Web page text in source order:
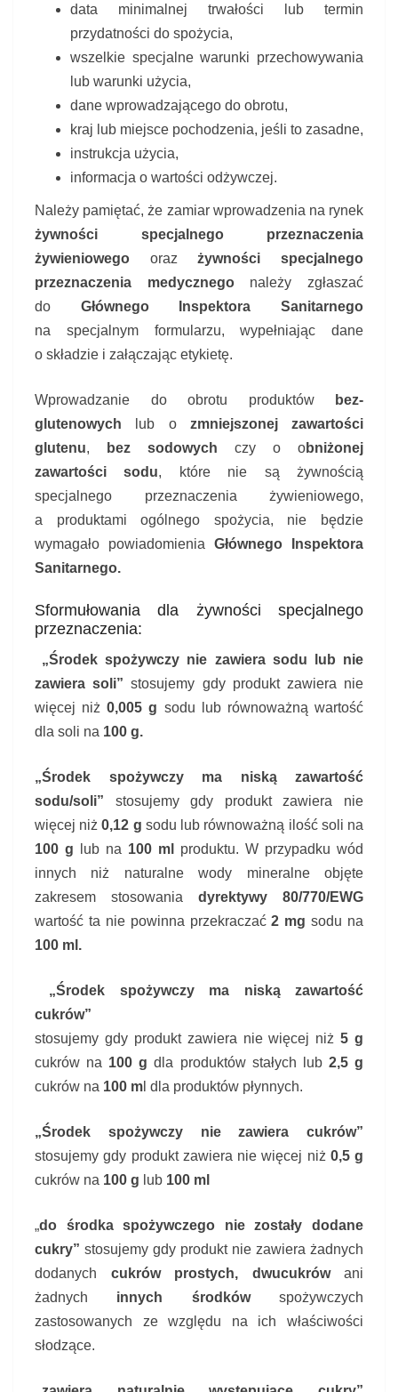
data minimalnej trwałości lub termin
przydatności do spożycia,
wszelkie specjalne warunki przechowy­wania
lub warunki użycia,
dane wprowadzającego do obrotu,
kraj lub miejsce pochodzenia, jeśli to za­sadne,
instrukcja użycia,
informacja o wartości odżywczej.
Należy pamiętać, że zamiar wprowadze­nia na rynek
żywności specjalnego prze­znaczenia
żywieniowego orazżywności specjalnego
przeznaczenia medycznegonależy zgłaszać
do Głównego Inspektora Sanitarnego
na specjalnym formularzu, wypełniając dane
o składzie i załącza­jąc etykietę.
Wprowadzanie do obrotu produktów
bez­
glutenowych lub o zmniejszonej zawarto­ści
glutenu, bez sodowych czy o obniżonej
zawartości sodu, które nie są żywnością
specjalnego przeznaczenia żywieniowego,
a produktami ogólnego spożycia, nie bę­dzie
wymagało powiadomienia Głównego Inspektora
Sanitarnego.
Sformułowania dla żywności specjalnego
przeznaczenia:
„Środek spożywczy nie zawiera sodu lub nie
zawiera soli”stosujemy gdy produkt zawiera nie
więcej niż0,005 g sodu lub równoważną wartość
dla soli na 100 g.
„Środek spożywczy ma niską zawartość
sodu/soli” stosujemy gdy produkt zawiera nie
więcej niż0,12 g sodu lub równoważną ilość soli na
100 g lub na 100 ml
produktu. W przypadku wód
innych niż naturalne wody mineralne objęte
zakresem stosowania dyrektywy 80/770/EWG
wartość ta nie powinna przekraczać2 mg sodu na
100 ml.
„Środek spożywczy ma niską zawartość
cukrów”
stosujemy gdy produkt zawiera nie więcej niż5 g
cukrów na 100 g dla produktów stałych lub 2,5 g
cukrów na 100 m l dla produktów płynnych.
„Środek spożywczy nie zawiera cukrów”
stosujemy gdy produkt zawiera nie więcej niż 0,5 g
cukrów na 100 g lub 100 ml
„do środka spożywczego nie zostały dodane
cukry” stosujemy gdy produkt nie zawiera żadnych
dodanych cukrów prostych, dwucukrówani
żadnych innych środkówspożywczych
zastosowanych ze względu na ich właściwości
słodzące.